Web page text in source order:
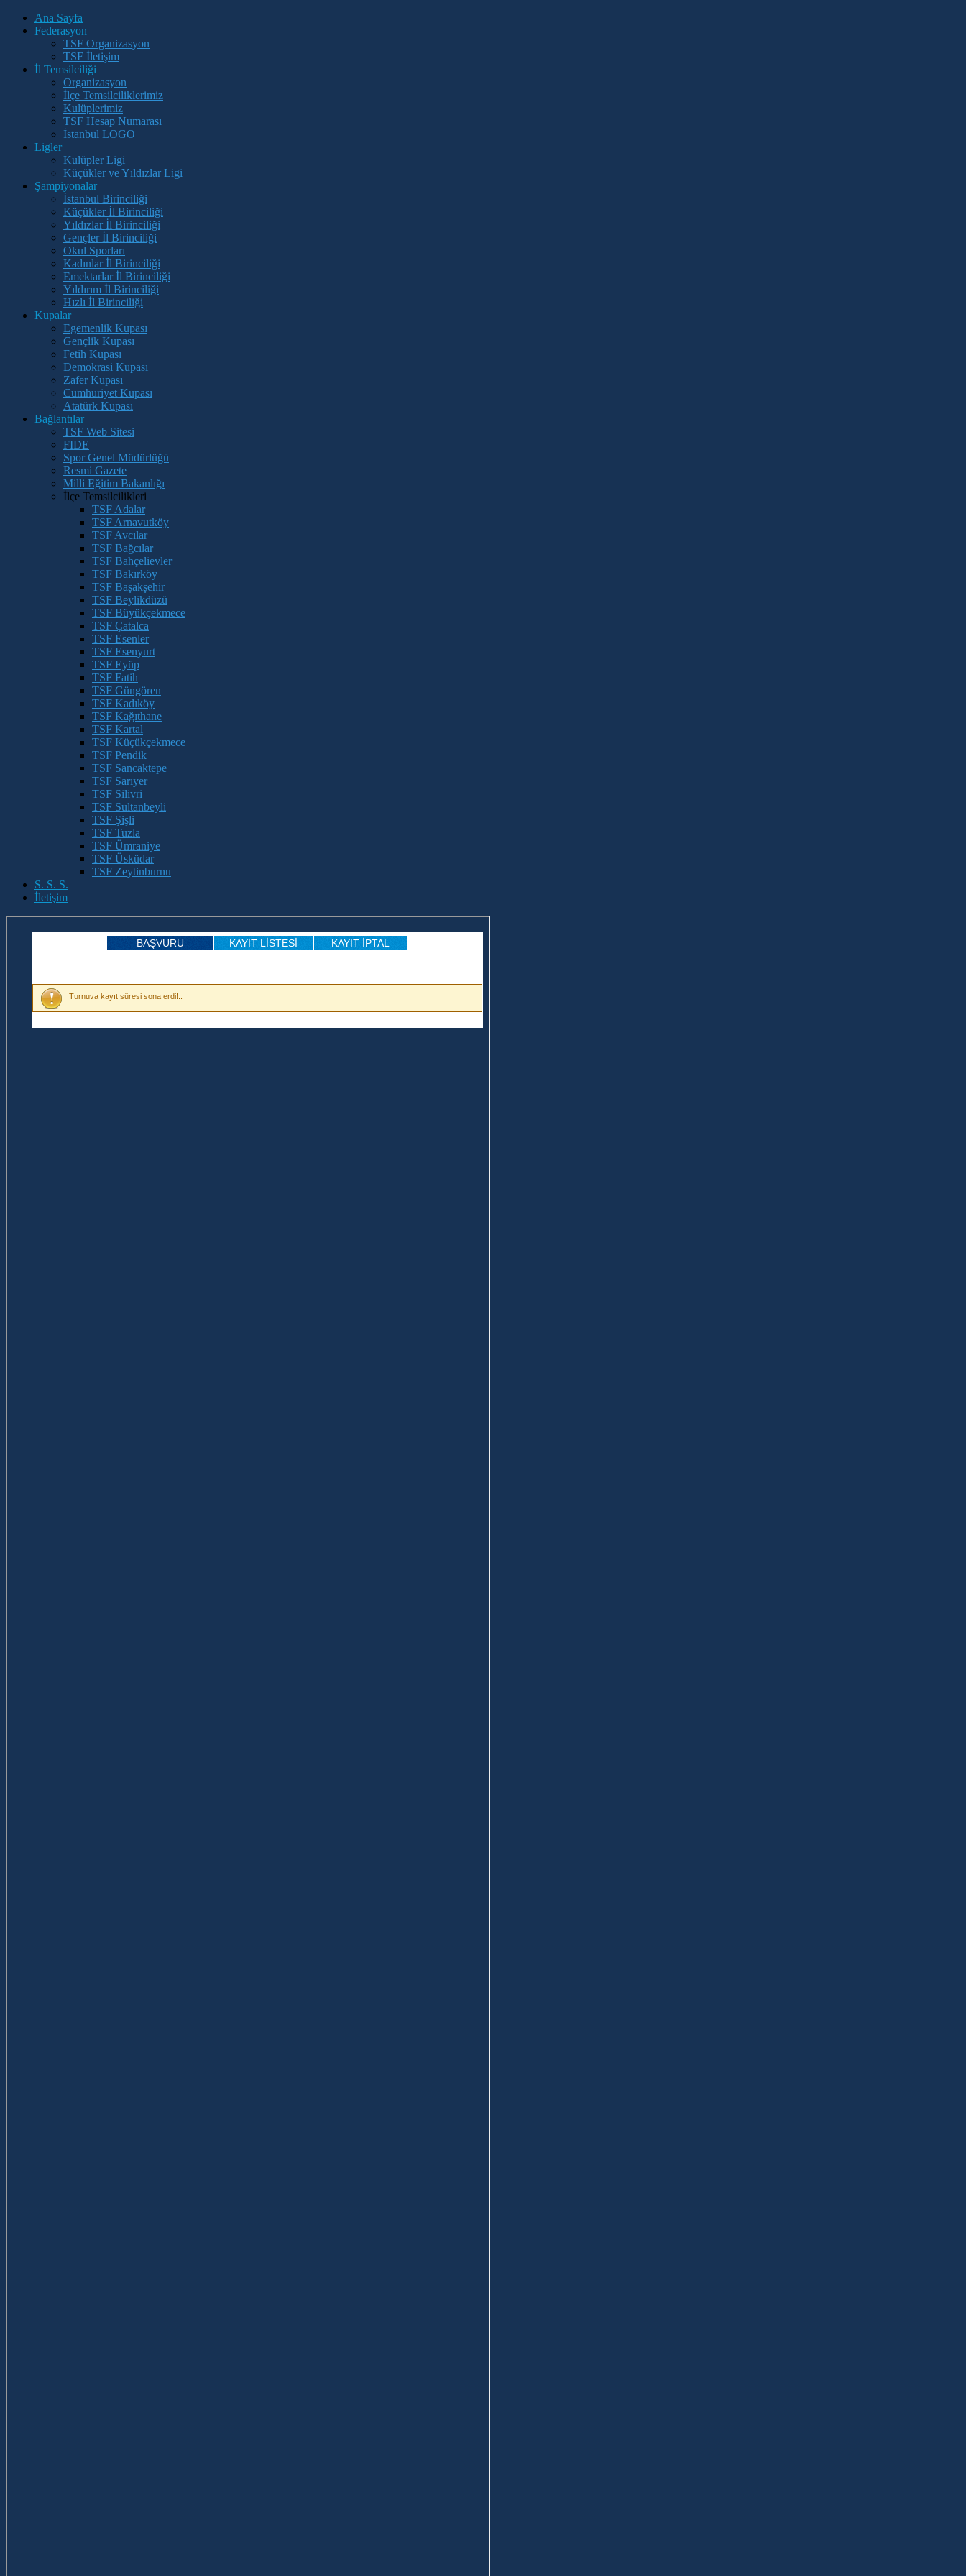
Ana Sayfa
Federasyon
TSF Organizasyon
TSF İletişim
İl Temsilciliği
Organizasyon
İlçe Temsilciliklerimiz
Kulüplerimiz
TSF Hesap Numarası
İstanbul LOGO
Ligler
Kulüpler Ligi
Küçükler ve Yıldızlar Ligi
Şampiyonalar
İstanbul Birinciliği
Küçükler İl Birinciliği
Yıldızlar İl Birinciliği
Gençler İl Birinciliği
Okul Sporları
Kadınlar İl Birinciliği
Emektarlar İl Birinciliği
Yıldırım İl Birinciliği
Hızlı İl Birinciliği
Kupalar
Egemenlik Kupası
Gençlik Kupası
Fetih Kupası
Demokrasi Kupası
Zafer Kupası
Cumhuriyet Kupası
Atatürk Kupası
Bağlantılar
TSF Web Sitesi
FIDE
Spor Genel Müdürlüğü
Resmi Gazete
Milli Eğitim Bakanlığı
İlçe Temsilcilikleri
TSF Adalar
TSF Arnavutköy
TSF Avcılar
TSF Bağcılar
TSF Bahçelievler
TSF Bakırköy
TSF Başakşehir
TSF Beylikdüzü
TSF Büyükçekmece
TSF Çatalca
TSF Esenler
TSF Esenyurt
TSF Eyüp
TSF Fatih
TSF Güngören
TSF Kadıköy
TSF Kağıthane
TSF Kartal
TSF Küçükçekmece
TSF Pendik
TSF Sancaktepe
TSF Sarıyer
TSF Silivri
TSF Sultanbeyli
TSF Şişli
TSF Tuzla
TSF Ümraniye
TSF Üsküdar
TSF Zeytinburnu
S. S. S.
İletişim